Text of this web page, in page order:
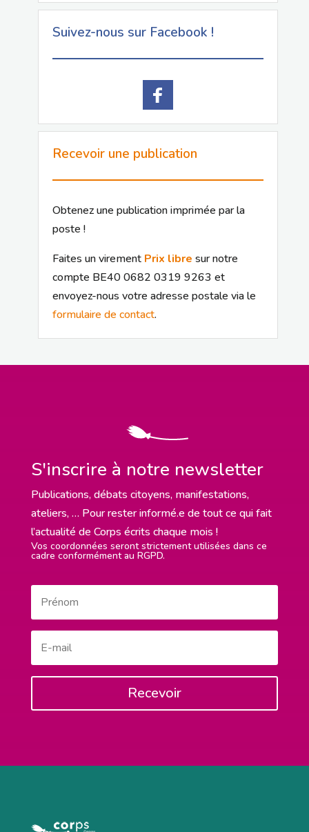
Suivez-nous sur Facebook !
Recevoir une publication
Obtenez une publication imprimée par la
poste !
Faites un virement Prix libre sur notre
compte BE40 0682 0319 9263 et
envoyez-nous votre adresse postale via le
formulaire de contact.
S'inscrire à notre newsletter
Publications, débats citoyens, manifestations,
ateliers, … Pour rester informé.e de tout ce qui fait
l’actualité de Corps écrits chaque mois !
Vos coordonnées seront strictement utilisées dans ce
cadre conformément au RGPD.
Recevoir